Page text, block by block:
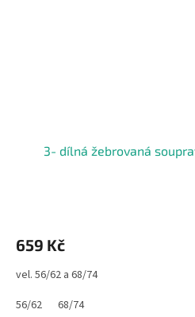
3- dílná žebrovaná
659 Kč
vel. 56/62 a 68/74
56/62
68/74